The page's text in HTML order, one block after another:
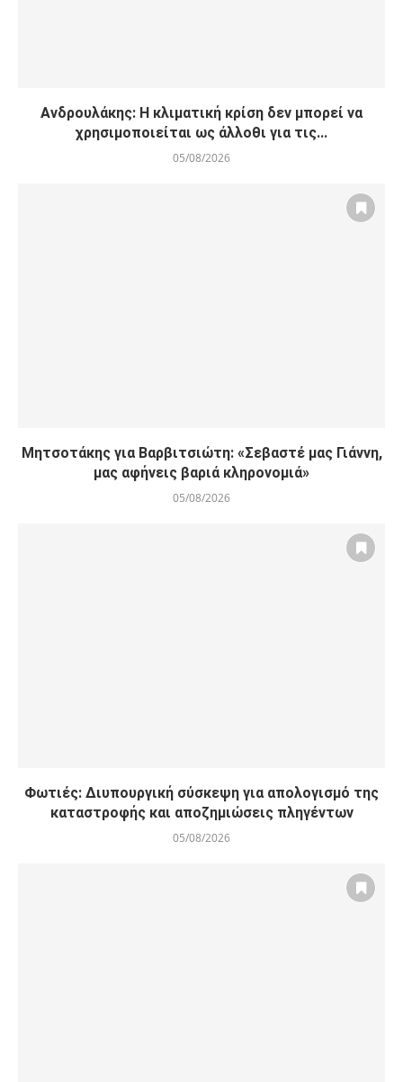
Ανδρουλάκης: Η κλιματική κρίση δεν μπορεί να
χρησιμοποιείται ως άλλοθι για τις...
05/08/2026
Μητσοτάκης για Βαρβιτσιώτη: «Σεβαστέ μας Γιάννη,
μας αφήνεις βαριά κληρονομιά»
05/08/2026
Φωτιές: Διυπουργική σύσκεψη για απολογισμό της
καταστροφής και αποζημιώσεις πληγέντων
05/08/2026